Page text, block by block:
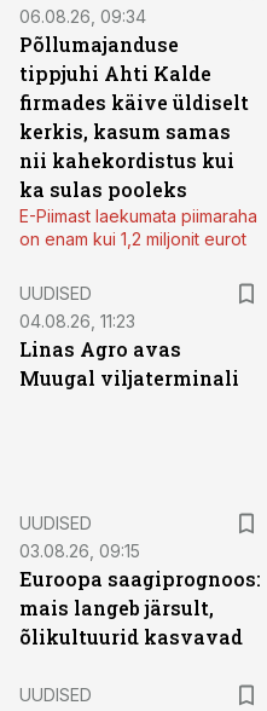
06.08.26, 09:34
Põllumajanduse
tippjuhi Ahti Kalde
firmades käive üldiselt
kerkis, kasum samas
nii kahekordistus kui
ka sulas pooleks
E-Piimast laekumata piimaraha
on enam kui 1,2 miljonit eurot
UUDISED
04.08.26, 11:23
Linas Agro avas
Muugal viljaterminali
UUDISED
03.08.26, 09:15
Euroopa saagiprognoos:
mais langeb järsult,
õlikultuurid kasvavad
UUDISED